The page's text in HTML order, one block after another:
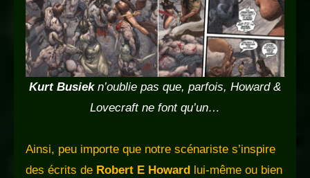
Kurt Busiekn’oublie pas que, parfois, Howard &
Lovecraft ne font qu’un…
Ainsi, peu importe que notre scénariste s’inspire
des écrits de Robert E Howard
lui-même ou bien